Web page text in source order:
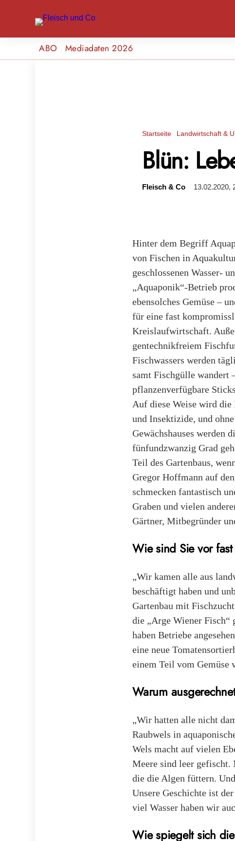
ABO Mediadaten 2026
Startseite Landwirtschaft &
Blün:
Fleisch & Co 13.02.2020,
Hinter dem Begriff
von Fischen in
geschlossenen Wasser-
„Aquaponik“-Betrieb
ebensolches Gemüse –
für eine fast
Kreislaufwirtschaft.
gentechnikfreiem
Fischwassers werden
samt Fischgülle
pflanzenverfügbare
Auf diese Weise wird die
und Insektizide, und
Gewächshauses werden
fünfundzwanzig Grad
Teil des Gartenbaus,
Gregor Hoffmann auf
schmecken fantastisch
Graben und vielen
Gärtner, Mitbegründer
Wie sind Sie vor
„Wir kamen alle aus
beschäftigt haben und
Gartenbau mit
die „Arge Wiener Fisch“
haben Betriebe
eine neue
einem Teil vom Gemüse
Warum
„Wir hatten alle nicht
Raubwels in
Wels macht auf vielen
Meere sind leer gefischt.
die die Algen füttern.
Unsere Geschichte ist
viel Wasser haben wir
Wie spiegelt sich